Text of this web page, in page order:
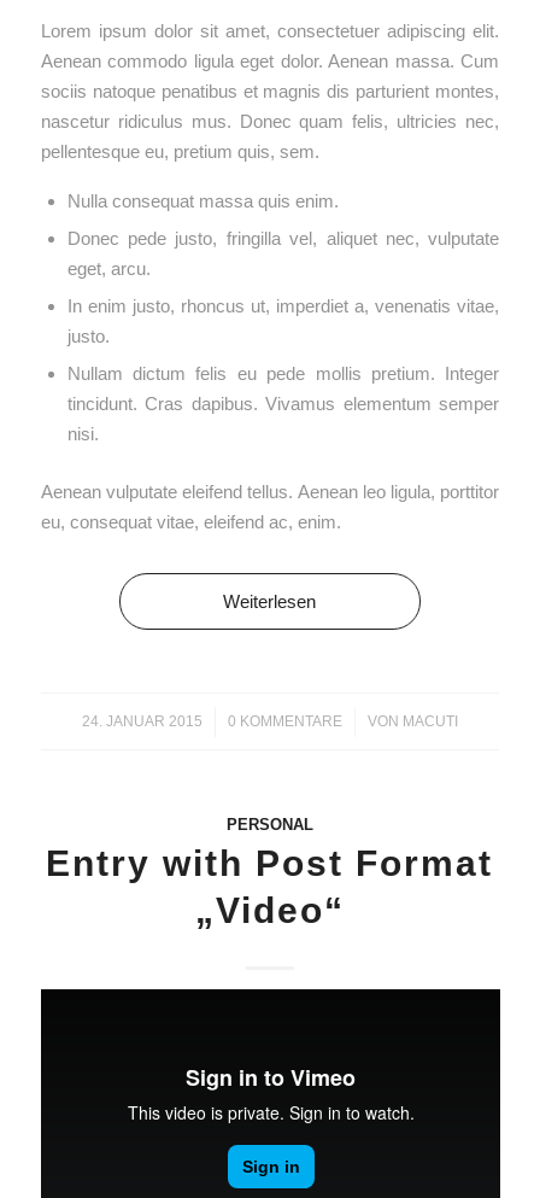
Lorem ipsum dolor sit amet, consectetuer adipiscing elit.
Aenean commodo ligula eget dolor. Aenean massa. Cum
sociis natoque penatibus et magnis dis parturient montes,
nascetur ridiculus mus. Donec quam felis, ultricies nec,
pellentesque eu, pretium quis, sem.
Nulla consequat massa quis enim.
Donec pede justo, fringilla vel, aliquet nec, vulputate
eget, arcu.
In enim justo, rhoncus ut, imperdiet a, venenatis vitae,
justo.
Nullam dictum felis eu pede mollis pretium. Integer
tincidunt. Cras dapibus. Vivamus elementum semper
nisi.
Aenean vulputate eleifend tellus. Aenean leo ligula, porttitor
eu, consequat vitae, eleifend ac, enim.
Weiterlesen
24. JANUAR 2015
/ 0 KOMMENTARE
/ VON MACUTI
PERSONAL
Entry with Post Format
„Video“